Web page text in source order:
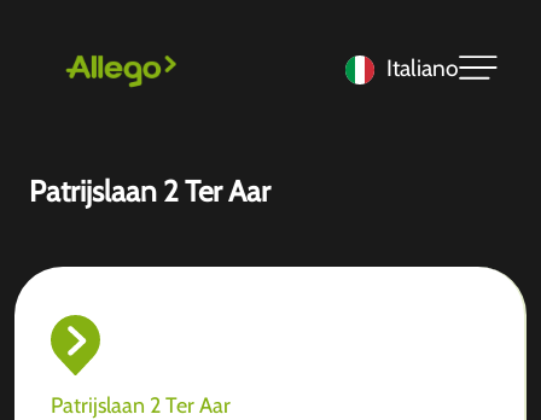
Italiano
Patrijslaan 2 Ter Aar
Patrijslaan 2 Ter Aar